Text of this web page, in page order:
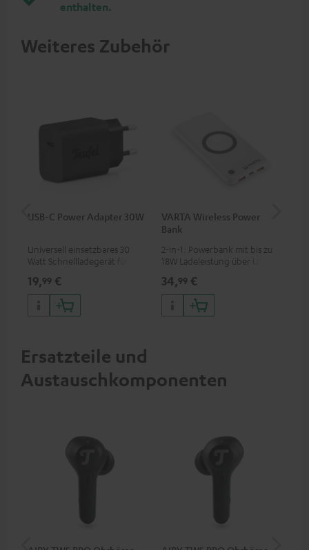
enthalten.
Weiteres Zubehör
USB-C Power Adapter 30W
Universell einsetzbares 30
Watt Schnellladegerät für
Apple iPhones, Android
Smartphones, Tablets und
Geräte mit USB-C-Anschluss
19,99 €
VARTA Wireless Power
Bank
2-in-1: Powerbank mit bis zu
18W Ladeleistung über USB
bis zu 10W Ladestrom
34,99 €
Ersatzteile und
Austauschkomponenten